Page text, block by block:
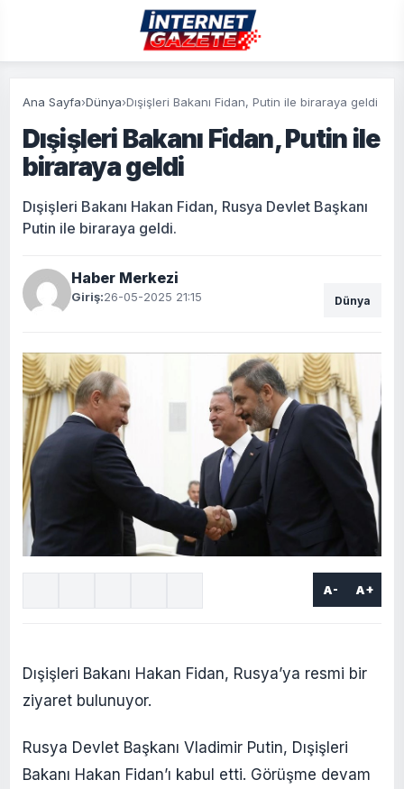
Ana Sayfa›Dünya›Dışişleri Bakanı Fidan, Putin ile biraraya geldi
Dışişleri Bakanı Fidan, Putin ile
biraraya geldi
Dışişleri Bakanı Hakan Fidan, Rusya Devlet Başkanı
Putin ile biraraya geldi.
Haber Merkezi
Giriş:26-05-2025 21:15 Dünya
A- A+
Dışişleri Bakanı Hakan Fidan, Rusya’ya resmi bir
ziyaret bulunuyor.
Rusya Devlet Başkanı Vladimir Putin, Dışişleri
Bakanı Hakan Fidan’ı kabul etti. Görüşme devam